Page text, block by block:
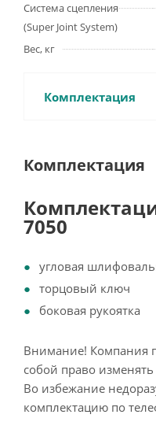
Система сцепления
(Super Joint System)
Вес, кг
Комплектация
Комплектация
7050
угловая
торцовый ключ
боковая рукоятка
Внимание! Компания
собой право
Во избежание
комплектацию по